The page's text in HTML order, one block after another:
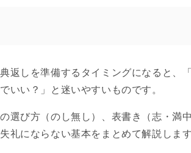
返しを準備するタイミングになると、
いい？」と迷いやすいものです。
選び方（のし無し）、表書き（志・満
礼にならない基本をまとめて解説します